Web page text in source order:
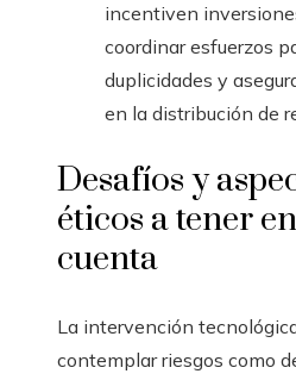
incentiven
coordinar esfuerzos
duplicidades y
en la distribución de
Desafíos y
éticos a tener en
cuenta
La intervención
contemplar riesgos como